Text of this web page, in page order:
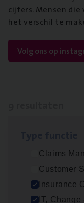
cijfers. Mensen
het verschil te
Volg ons op
Claims
Customer
Insurance
IT,
Busi­ness
IT, Change &
Antwerpen